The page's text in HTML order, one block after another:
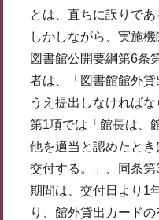
とは、直ちに誤りであ
しかしながら、実施
図書館公開要綱第6条
者は、「図書館館外
うえ提出しなければ
第1項では「館長は、
他を適当と認めたと
交付する。」、同条
期間は、交付日より1
り、館外貸出カード